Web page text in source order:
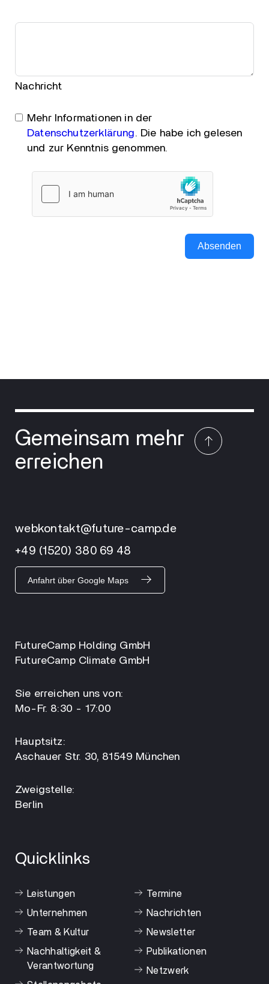
Nachricht
Mehr Informationen in der
Datenschutzerklärung. Die habe ich gelesen
und zur Kenntnis genommen.
Absenden
Gemeinsam mehr
erreichen
webkontakt@future-camp.de
+49 (1520) 380 69 48
Anfahrt über Google Maps
FutureCamp Holding GmbH
FutureCamp Climate GmbH
Sie erreichen uns von:
Mo-Fr. 8:30 - 17:00
Hauptsitz:
Aschauer Str. 30, 81549 München
Zweigstelle:
Berlin
Quicklinks
Leistungen
Unternehmen
Team & Kultur
Nachhaltigkeit &
Verantwortung
Termine
Nachrichten
Newsletter
Publikationen
Netzwerk